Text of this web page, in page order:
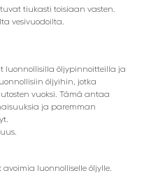
tiukasti toisiaan vasten.
vesivuodoilta.
luonnollisilla öljypinnoitteilla ja
öljyihin, jotka
vuoksi. Tämä antaa
ja paremman
luonnolliselle öljylle.